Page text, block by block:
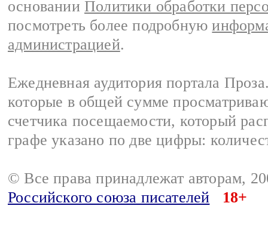
основании Политики обработки
посмотреть более подробную
администрацией.
Ежедневная аудитория портала
которые в общей сумме
счетчика посещаемости, который
графе указано по две цифры:
© Все права принадлежат авторам,
Российского союза писателей
18+